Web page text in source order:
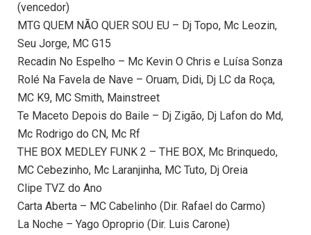
(vencedor)
MTG QUEM NÃO QUER SOU EU – Dj Topo, Mc Leozin,
Seu Jorge, MC G15
Recadin No Espelho – Mc Kevin O Chris e Luísa Sonza
Rolé Na Favela de Nave – Oruam, Didi, Dj LC da Roça,
MC K9, MC Smith, Mainstreet
Te Maceto Depois do Baile – Dj Zigão, Dj Lafon do Md,
Mc Rodrigo do CN, Mc Rf
THE BOX MEDLEY FUNK 2 – THE BOX, Mc Brinquedo,
MC Cebezinho, Mc Laranjinha, MC Tuto, Dj Oreia
Clipe TVZ do Ano
Carta Aberta – MC Cabelinho (Dir. Rafael do Carmo)
La Noche – Yago Oproprio (Dir. Luis Carone)